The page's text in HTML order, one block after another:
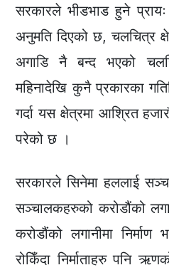
सरकारले भीडभाड हुने
अनुमति दिएको छ, चलचित्र
अगाडि नै बन्द भएको
महिनादेखि कुनै प्रकारका
गर्दा यस क्षेत्रमा आश्रित
परेको छ ।
सरकारले सिनेमा हललाई
सञ्चालकहरुको करोडौंको
करोडौंको लगानीमा
रोकिँदा निर्माताहरु पनि